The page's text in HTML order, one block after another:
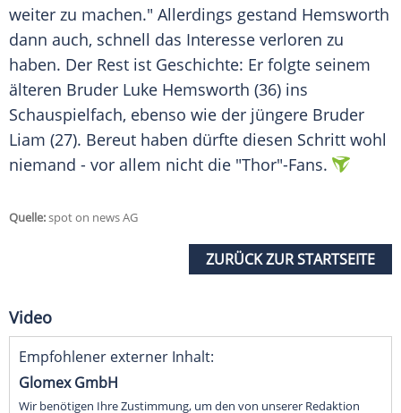
weiter zu machen." Allerdings gestand Hemsworth
dann auch, schnell das Interesse verloren zu
haben. Der Rest ist Geschichte: Er folgte seinem
älteren Bruder Luke Hemsworth (36) ins
Schauspielfach, ebenso wie der jüngere Bruder
Liam (27). Bereut haben dürfte diesen Schritt wohl
niemand - vor allem nicht die "Thor"-Fans.
Quelle:spot on news AG
ZURÜCK ZUR STARTSEITE
Video
Empfohlener externer Inhalt:
Glomex GmbH
Wir benötigen Ihre Zustimmung, um den von unserer Redaktion